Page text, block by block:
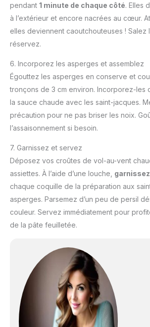
pendant 1 minute de chaque côté. Elles
à l’extérieur et encore nacrées au cœur.
elles deviennent caoutchouteuses ! Salez
réservez.
6. Incorporez les asperges et assemblez
Égouttez les asperges en conserve et
tronçons de 3 cm environ. Incorporez-les
la sauce chaude avec les saint-jacques.
précaution pour ne pas briser les noix.
l’assaisonnement si besoin.
7. Garnissez et servez
Déposez vos croûtes de vol-au-vent
assiettes. À l’aide d’une louche,
chaque coquille de la préparation aux
asperges. Parsemez d’un peu de persil
couleur. Servez immédiatement pour
de la pâte feuilletée.